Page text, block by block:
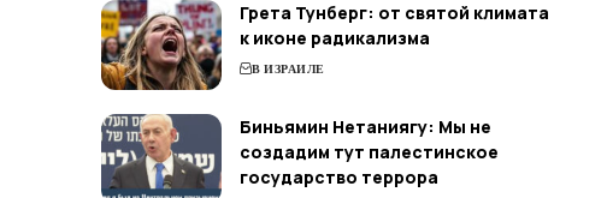
Грета Тунберг: от святой климата
к иконе радикализма
В ИЗРАИЛЕ
Биньямин Нетаниягу: Мы не
создадим тут палестинское
государство террора